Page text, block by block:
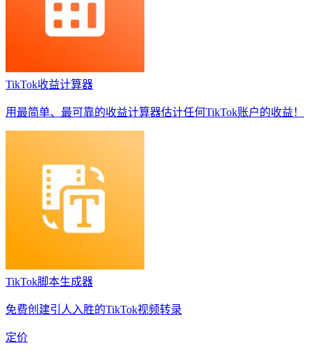
TikTok收益计算器
用最简单、最可靠的收益计算器估计任何TikTok账户的收益！
TikTok脚本生成器
免费创建引人入胜的TikTok视频转录
定价